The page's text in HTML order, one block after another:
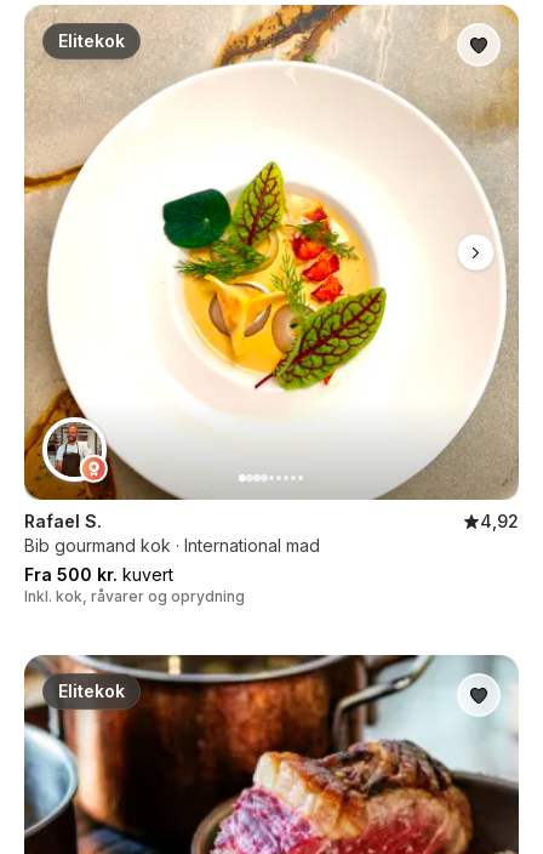
Elitekok
Rafael S.
4,92
Bib gourmand kok · International mad
Fra 500 kr. kuvert
Inkl. kok, råvarer og oprydning
Elitekok